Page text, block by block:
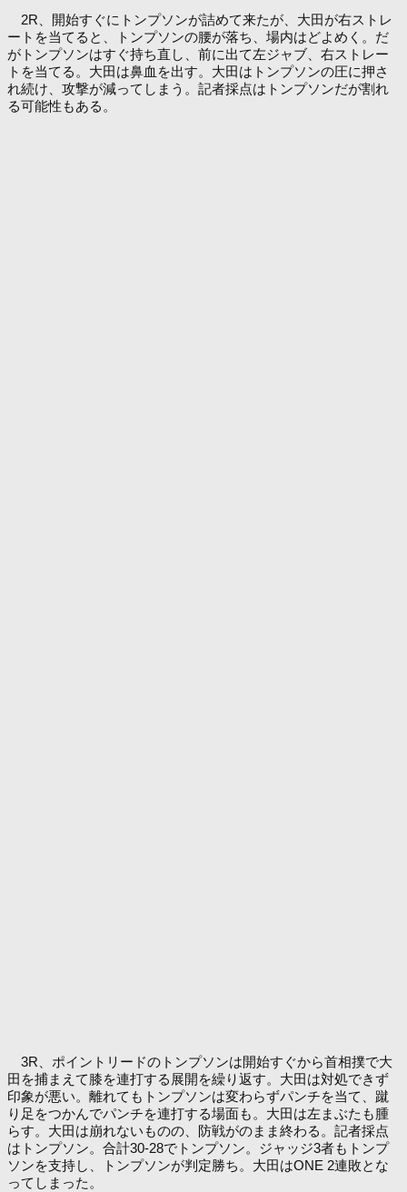
2R、開始すぐにトンプソンが詰めて来たが、大田が右ストレ
ートを当てると、トンプソンの腰が落ち、場内はどよめく。だ
がトンプソンはすぐ持ち直し、前に出て左ジャブ、右ストレー
トを当てる。大田は鼻血を出す。大田はトンプソンの圧に押さ
れ続け、攻撃が減ってしまう。記者採点はトンプソンだが割れ
る可能性もある。
3R、ポイントリードのトンプソンは開始すぐから首相撲で大
田を捕まえて膝を連打する展開を繰り返す。大田は対処できず
印象が悪い。離れてもトンプソンは変わらずパンチを当て、蹴
り足をつかんでパンチを連打する場面も。大田は左まぶたも腫
らす。大田は崩れないものの、防戦がのまま終わる。記者採点
はトンプソン。合計30-28でトンプソン。ジャッジ3者もトンプ
ソンを支持し、トンプソンが判定勝ち。大田はONE 2連敗とな
ってしまった。